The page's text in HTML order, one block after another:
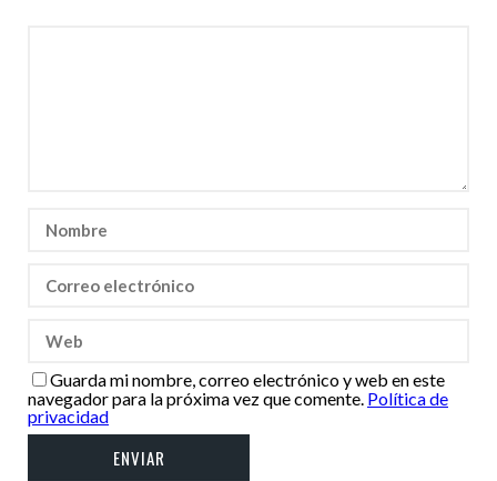
Guarda mi nombre, correo electrónico y web en este
navegador para la próxima vez que comente. Política de
privacidad